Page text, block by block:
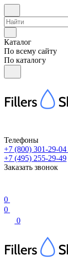
Каталог
По всему сайту
По каталогу
Телефоны
+7 (800) 301-29-04
+7 (495) 255-29-49
Заказать звонок
0
0
0